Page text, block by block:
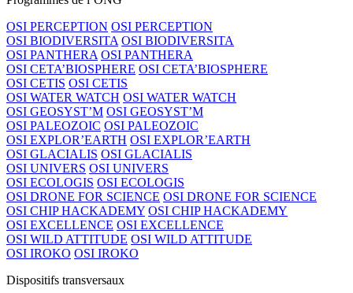
OSI PERCEPTION OSI PERCEPTION
OSI BIODIVERSITA OSI BIODIVERSITA
OSI PANTHERA OSI PANTHERA
OSI CETA’BIOSPHERE OSI CETA’BIOSPHERE
OSI CETIS OSI CETIS
OSI WATER WATCH OSI WATER WATCH
OSI GEOSYST’M OSI GEOSYST’M
OSI PALEOZOIC OSI PALEOZOIC
OSI EXPLOR’EARTH OSI EXPLOR’EARTH
OSI GLACIALIS OSI GLACIALIS
OSI UNIVERS OSI UNIVERS
OSI ECOLOGIS OSI ECOLOGIS
OSI DRONE FOR SCIENCE OSI DRONE FOR SCIENCE
OSI CHIP HACKADEMY OSI CHIP HACKADEMY
OSI EXCELLENCE OSI EXCELLENCE
OSI WILD ATTITUDE OSI WILD ATTITUDE
OSI IROKO OSI IROKO
Dispositifs transversaux